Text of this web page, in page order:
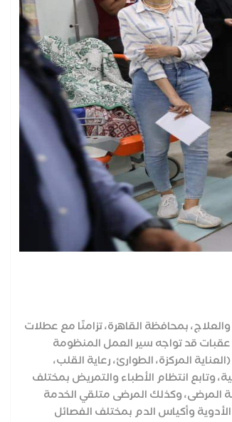
بمحافظة القاهرة، تزامنًا مع عطلات
عقبات قد تواجه سير العمل المنظومة
المركزة، الطوارئ، رعاية القلب،
وتابع انتظام الأطباء والتمريض بمختلف
المرضى، وكذلك المرضى متلقي الخدمة
الأدوية وأكياس الدم بمختلف الفصائل